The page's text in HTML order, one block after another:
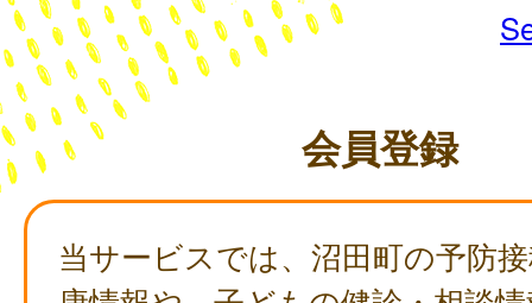
会員登録
当サービスでは、沼田町の予防